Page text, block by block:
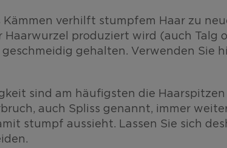
Kämmen verhilft stumpfem Haar zu
Haarwurzel produziert wird (auch Talg
gehalten. Verwenden Sie
sind am häufigsten die
auch Spliss genannt, immer
stumpf aussieht. Lassen Sie sich